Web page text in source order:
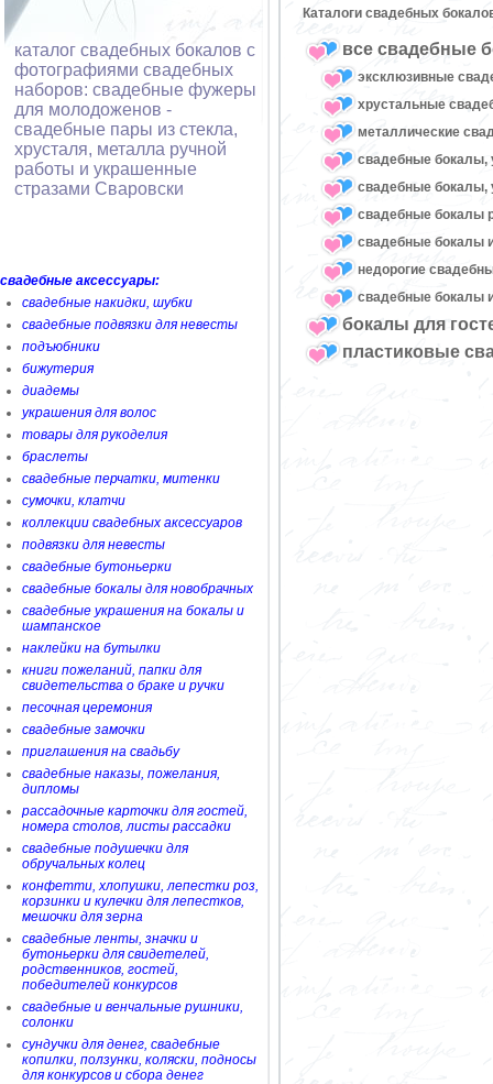
каталог свадебных бокалов с
фотографиями свадебных
наборов: свадебные фужеры
для молодоженов -
свадебные пары из стекла,
хрусталя, металла ручной
работы и украшенные
стразами Сваровски
свадебные аксессуары:
свадебные накидки, шубки
свадебные подвязки для невесты
подъюбники
бижутерия
диадемы
украшения для волос
товары для рукоделия
браслеты
свадебные перчатки, митенки
сумочки, клатчи
коллекции свадебных аксессуаров
подвязки для невесты
свадебные бутоньерки
свадебные бокалы для новобрачных
свадебные украшения на бокалы и
шампанское
наклейки на бутылки
книги пожеланий, папки для
свидетельства о браке и ручки
песочная церемония
свадебные замочки
приглашения на свадьбу
свадебные наказы, пожелания,
дипломы
рассадочные карточки для гостей,
номера столов, листы рассадки
свадебные подушечки для
обручальных колец
конфетти, хлопушки, лепестки роз,
корзинки и кулечки для лепестков,
мешочки для зерна
свадебные ленты, значки и
бутоньерки для свидетелей,
родственников, гостей,
победителей конкурсов
свадебные и венчальные рушники,
солонки
сундучки для денег, свадебные
копилки, ползунки, коляски, подносы
для конкурсов и сбора денег
Каталоги свадебных
все свадебные
эксклюзивные
хрустальные
металлические
свадебные бокалы,
свадебные бокалы,
свадебные бокалы
свадебные бокалы
недорогие
свадебные бокалы
бокалы для
пластиковые